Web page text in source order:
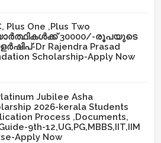
Plus One ,Plus Two
30000/-രൂപയുടെ
Dr Rajendra Prasad
Scholarship-Apply Now
Jubilee Asha
2026-kerala Students
Process ,Documents,
9th-12,UG,PG,MBBS,IIT,IIM
Apply Now